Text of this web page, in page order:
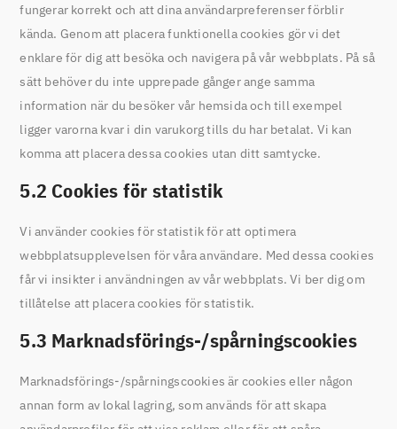
fungerar korrekt och att dina användarpreferenser förblir
kända. Genom att placera funktionella cookies gör vi det
enklare för dig att besöka och navigera på vår webbplats. På så
sätt behöver du inte upprepade gånger ange samma
information när du besöker vår hemsida och till exempel
ligger varorna kvar i din varukorg tills du har betalat. Vi kan
komma att placera dessa cookies utan ditt samtycke.
5.2 Cookies för statistik
Vi använder cookies för statistik för att optimera
webbplatsupplevelsen för våra användare. Med dessa cookies
får vi insikter i användningen av vår webbplats. Vi ber dig om
tillåtelse att placera cookies för statistik.
5.3 Marknadsförings-/spårningscookies
Marknadsförings-/spårningscookies är cookies eller någon
annan form av lokal lagring, som används för att skapa